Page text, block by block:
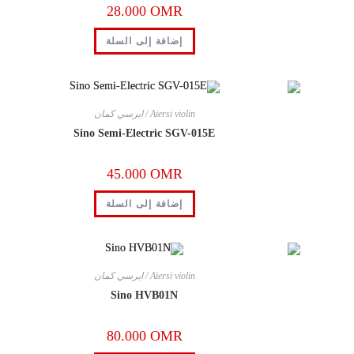
28.000 OMR
إضافة إلى السلة
Aiersi violin / ايرسي كمان
Sino Semi-Electric SGV-015E
45.000 OMR
إضافة إلى السلة
Aiersi violin / ايرسي كمان
Sino HVB01N
80.000 OMR